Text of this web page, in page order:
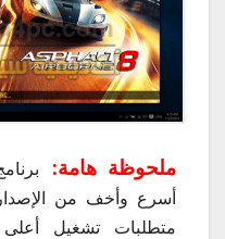
ملحوظة هامة:
أسرع وأخف من
متطلبات تشغيل